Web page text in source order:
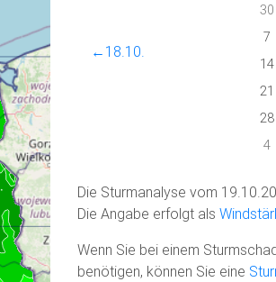
←18.10.
30
7
14
21
28
4
Die Sturmanalyse vom
Die Angabe erfolgt als
Wenn Sie bei einem
benötigen, können Sie eine